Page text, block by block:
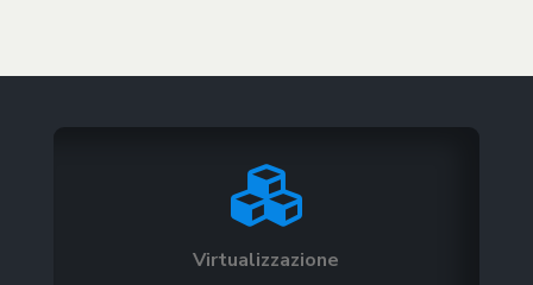

Virtualizzazione